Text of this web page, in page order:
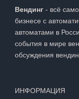
Вендинг - всё
бизнесе с
автоматами в
события в мире
обсуждения
ИНФОРМАЦИЯ